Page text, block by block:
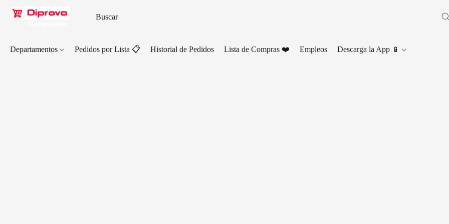
Departamentos Pedidos por Lista 📋 Historial de Pedidos Lista de Compras ❤️ Empleos Descarga la App 📱